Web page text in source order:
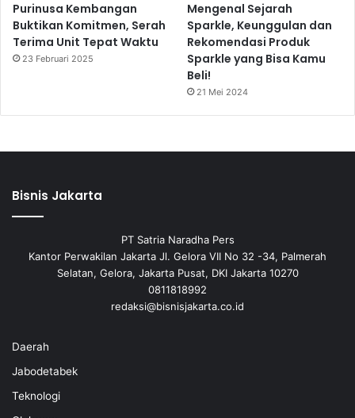
Purinusa Kembangan
Buktikan Komitmen, Serah
Terima Unit Tepat Waktu
23 Februari 2025
Mengenal Sejarah
Sparkle, Keunggulan dan
Rekomendasi Produk
Sparkle yang Bisa Kamu
Beli!
21 Mei 2024
Bisnis Jakarta
PT Satria Naradha Pers
Kantor Perwakilan Jakarta Jl. Gelora VII No 32 -34, Palmerah
Selatan, Gelora, Jakarta Pusat, DKI Jakarta 10270
0811818992
redaksi@bisnisjakarta.co.id
Daerah
Jabodetabek
Teknologi